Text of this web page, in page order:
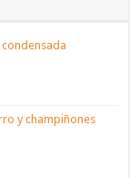
y champiñones